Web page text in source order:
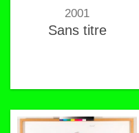
2001
Sans titre